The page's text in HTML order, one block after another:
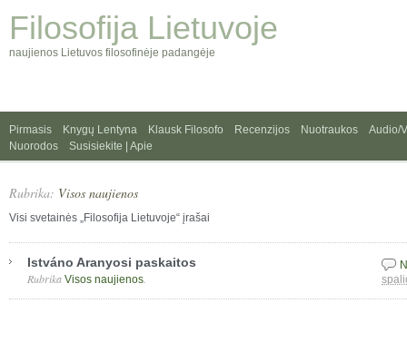
Filosofija Lietuvoje
naujienos Lietuvos filosofinėje padangėje
Pirmasis Knygų Lentyna Klausk Filosofo Recenzijos Nuotraukos
Audio/
Nuorodos
Susisiekite | Apie
Rubrika: Visos naujienos
Visi svetainės „Filosofija Lietuvoje“ įrašai
Istváno Aranyosi paskaitos
Rubrika Visos naujienos